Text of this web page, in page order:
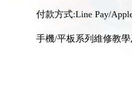
付款方式:Line Pay/
手機/平板系列維修教